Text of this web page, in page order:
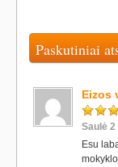
Paskutiniai
Eizos
Saulė
Esu